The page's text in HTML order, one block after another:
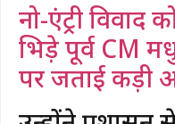
नो-एंट्री
भिड़े पूर्व CM
पर जताई कड़ी